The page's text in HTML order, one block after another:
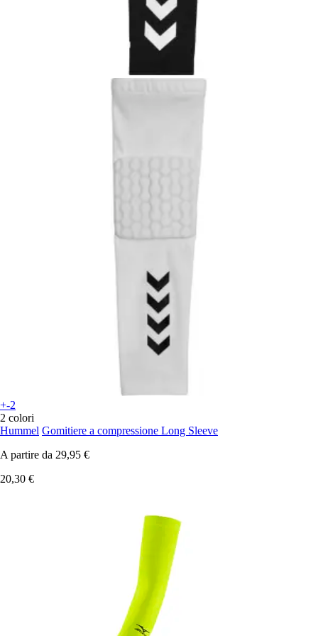
+-2
2 colori
Hummel Gomitiere a compressione Long Sleeve
A partire da 29,95 €
20,30 €